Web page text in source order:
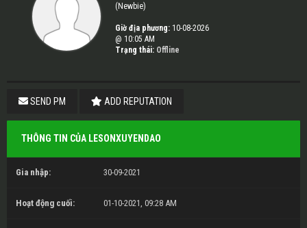
(Newbie)
Giờ địa phương: 10-08-2026
@ 10:05 AM
Trạng thái: Offline
SEND PM ADD REPUTATION
THÔNG TIN CỦA LESONXUYENDAO
Gia nhập: 30-09-2021
Hoạt động cuối: 01-10-2021, 09:28 AM